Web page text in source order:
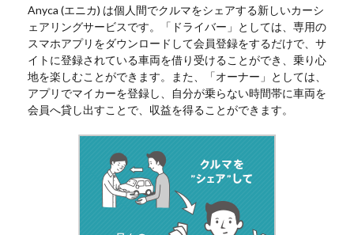
Anyca (エニカ) は個人間でクルマをシェアする新しいカーシ
ェアリングサービスです。「ドライバー」としては、専用の
スマホアプリをダウンロードして会員登録をするだけで、サ
イトに登録されている車両を借り受けることができ、乗り心
地を楽しむことができます。また、「オーナー」としては、
アプリでマイカーを登録し、自分が乗らない時間帯に車両を
会員へ貸し出すことで、収益を得ることができます。